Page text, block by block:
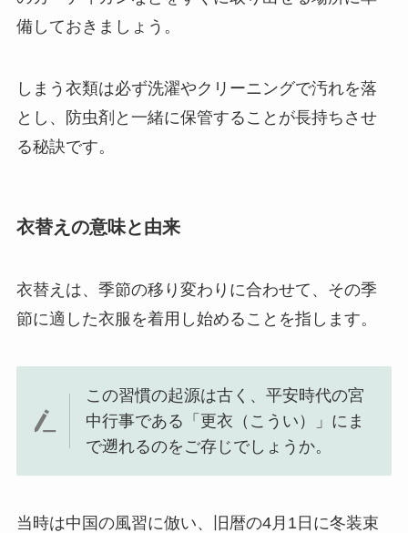
備しておきましょう。
しまう衣類は必ず洗濯やクリーニングで汚れを落
とし、防虫剤と一緒に保管することが長持ちさせ
る秘訣です。
衣替えの意味と由来
衣替えは、季節の移り変わりに合わせて、その季
節に適した衣服を着用し始めることを指します。
この習慣の起源は古く、平安時代の宮
中行事である「更衣（こうい）」にま
で遡れるのをご存じでしょうか。
当時は中国の風習に倣い、旧暦の4月1日に冬装束